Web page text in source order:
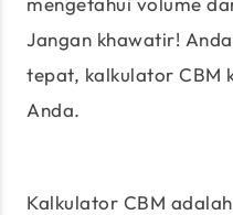
Jangan khawatir!
tepat, kalkulator CBM
Anda.
Kalkulator CBM